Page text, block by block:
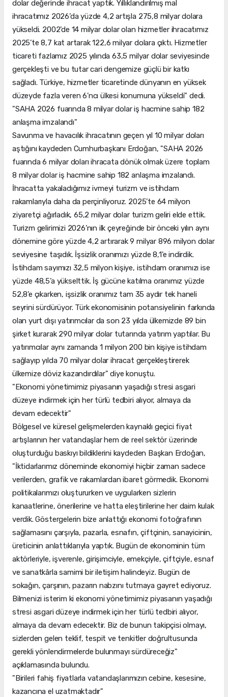
dolar değerinde ihracat yaptık. Yıllıklandırılmış mal
ihracatımız 2026’da yüzde 4,2 artışla 275,8 milyar dolara
yükseldi. 2002’de 14 milyar dolar olan hizmetler ihracatımız
2025’te 8,7 kat artarak 122,6 milyar dolara çıktı. Hizmetler
ticareti fazlamız 2025 yılında 63,5 milyar dolar seviyesinde
gerçekleşti ve bu tutar cari dengemize güçlü bir katkı
sağladı. Türkiye, hizmetler ticaretinde dünyanın en yüksek
düzeyde fazla veren 6’ncı ülkesi konumuna yükseldi" dedi.
"SAHA 2026 fuarında 8 milyar dolar iş hacmine sahip 182
anlaşma imzalandı"
Savunma ve havacılık ihracatının geçen yıl 10 milyar doları
aştığını kaydeden Cumhurbaşkanı Erdoğan, "SAHA 2026
fuarında 6 milyar doları ihracata dönük olmak üzere toplam
8 milyar dolar iş hacmine sahip 182 anlaşma imzalandı.
İhracatta yakaladığımız ivmeyi turizm ve istihdam
rakamlarıyla daha da perçinliyoruz. 2025’te 64 milyon
ziyaretçi ağırladık, 65,2 milyar dolar turizm geliri elde ettik.
Turizm gelirimizi 2026’nın ilk çeyreğinde bir önceki yılın aynı
dönemine göre yüzde 4,2 artırarak 9 milyar 896 milyon dolar
seviyesine taşıdık. İşsizlik oranımızı yüzde 8,1’e indirdik.
İstihdam sayımızı 32,5 milyon kişiye, istihdam oranımızı ise
yüzde 48,5’a yükselttik. İş gücüne katılma oranımız yüzde
52,8’e çıkarken, işsizlik oranımız tam 35 aydır tek haneli
seyrini sürdürüyor. Türk ekonomisinin potansiyelinin farkında
olan yurt dışı yatırımcılar da son 23 yılda ülkemizde 89 bin
şirket kurarak 290 milyar dolar tutarında yatırım yaptılar. Bu
yatırımcılar aynı zamanda 1 milyon 200 bin kişiye istihdam
sağlayıp yılda 70 milyar dolar ihracat gerçekleştirerek
ülkemize döviz kazandırdılar" diye konuştu.
"Ekonomi yönetimimiz piyasanın yaşadığı stresi asgari
düzeye indirmek için her türlü tedbiri alıyor, almaya da
devam edecektir"
Bölgesel ve küresel gelişmelerden kaynaklı geçici fiyat
artışlarının her vatandaşlar hem de reel sektör üzerinde
oluşturduğu baskıyı bildiklerini kaydeden Başkan Erdoğan,
"İktidarlarımız döneminde ekonomiyi hiçbir zaman sadece
verilerden, grafik ve rakamlardan ibaret görmedik. Ekonomi
politikalarımızı oluştururken ve uygularken sizlerin
kanaatlerine, önerilerine ve hatta eleştirilerine her daim kulak
verdik. Göstergelerin bize anlattığı ekonomi fotoğrafının
sağlamasını çarşıyla, pazarla, esnafın, çiftçinin, sanayicinin,
üreticinin anlattıklarıyla yaptık. Bugün de ekonominin tüm
aktörleriyle, işverenle, girişimciyle, emekçiyle, çiftçiyle, esnaf
ve sanatkârla samimi bir iletişim halindeyiz. Bugün de
sokağın, çarşının, pazarın nabzını tutmaya gayret ediyoruz.
Bilmenizi isterim ki ekonomi yönetimimiz piyasanın yaşadığı
stresi asgari düzeye indirmek için her türlü tedbiri alıyor,
almaya da devam edecektir. Biz de bunun takipçisi olmayı,
sizlerden gelen teklif, tespit ve tenkitler doğrultusunda
gerekli yönlendirmelerde bulunmayı sürdüreceğiz"
açıklamasında bulundu.
"Birileri fahiş fiyatlarla vatandaşlarımızın cebine, kesesine,
kazancına el uzatmaktadır"